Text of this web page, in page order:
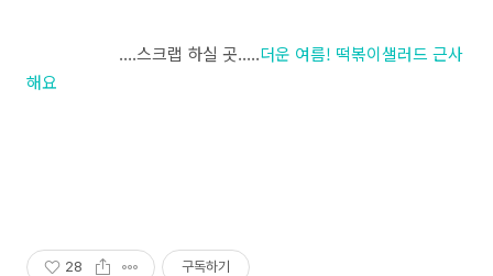
....스크랩 하실 곳.....더운 여름! 떡볶이샐러드 근사
해요
28 구독하기